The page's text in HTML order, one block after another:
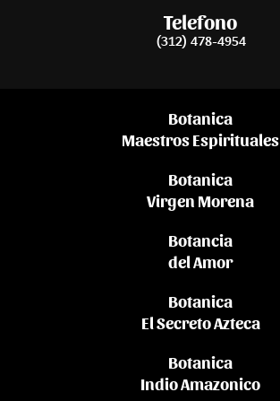
Telefono
(312) 478-4954
Botanica
Maestros Espirituales
Botanica
Virgen Morena
Botancia
del Amor
Botanica
El Secreto Azteca
Botanica
Indio Amazonico